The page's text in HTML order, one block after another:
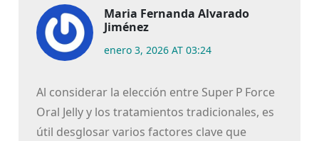
Maria Fernanda Alvarado
Jiménez
enero 3, 2026 AT 03:24
Al considerar la elección entre Super P Force
Oral Jelly y los tratamientos tradicionales, es
útil desglosar varios factores clave que